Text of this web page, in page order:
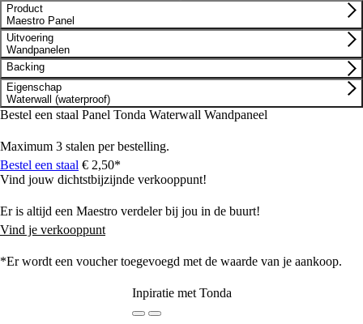
Product
Maestro Panel
Uitvoering
Wandpanelen
Backing
Eigenschap
Waterwall (waterproof)
Bestel een staal Panel Tonda Waterwall Wandpaneel
Maximum 3 stalen per bestelling.
Bestel een staal € 2,50*
Vind jouw dichtstbijzijnde verkooppunt!
Er is altijd een Maestro verdeler bij jou in de buurt!
Vind je verkooppunt
*Er wordt een voucher toegevoegd met de waarde van je aankoop.
Inpiratie met Tonda